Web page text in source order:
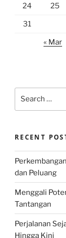
24 25
31
« Mar
RECENT
dan Peluang
Menggali
Tantangan
Perjalanan
Hingga Kini